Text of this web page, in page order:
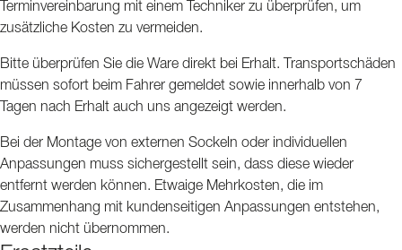
Terminvereinbarung mit einem Techniker zu überprüfen, um
zusätzliche Kosten zu vermeiden.
Bitte überprüfen Sie die Ware direkt bei Erhalt. Transportschäden
müssen sofort beim Fahrer gemeldet sowie innerhalb von 7
Tagen nach Erhalt auch uns angezeigt werden.
Bei der Montage von externen Sockeln oder individuellen
Anpassungen muss sichergestellt sein, dass diese wieder
entfernt werden können. Etwaige Mehrkosten, die im
Zusammenhang mit kundenseitigen Anpassungen entstehen,
werden nicht übernommen.